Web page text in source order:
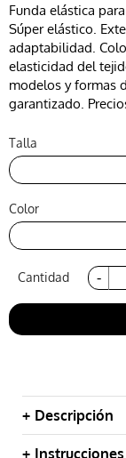
Funda elástica
Súper elástico.
adaptabilidad.
elasticidad del
modelos y formas
garantizado.
Talla
Color
Cantidad
Descripción